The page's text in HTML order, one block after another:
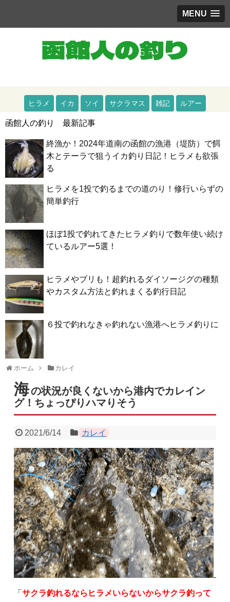
MENU
ヒラメ イカ ソイ サクラマス 雑記 ルアー
函館人の釣り 最新記事
終漁か！2024年道南の函館の漁港（堤防）で餌
木とテーラで狙うイカ釣り日記！ヒラメも欲張
る
ヒラメを1投で釣るまでの道のり！修行いらずの
簡単釣行
ほぼ1投で釣れてきたヒラメ釣りで数年使い続け
ているルアー5選！
ヒラメやブリも！超釣れるダイソージグの種類
やカスタム方法と釣れまくる釣行日記
６投で釣れなきゃ釣れない漁港へヒラメ釣りに
ホーム カレイ
海の状況が良くないから港内でカレイン
グ！ちょっぴりハマりそう
2021/6/14 カレイ
「サクラ釣れるならヒラメいらないからサクラ釣って